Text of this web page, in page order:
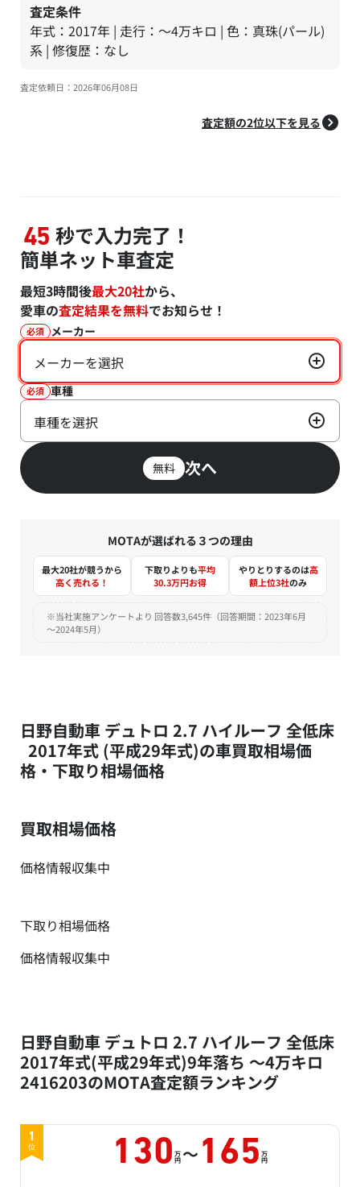
査定条件
年式：2017年 | 走行：～4万キロ | 色：真珠(パール)
系 | 修復歴：なし
査定依頼日：2026年06月08日
査定額の2位以下を見る
45 秒で入力完了！
簡単ネット車査定
最短3時間後最大20社から、
愛車の査定結果を無料でお知らせ！
必須 メーカー
メーカーを選択
必須 車種
車種を選択
無料 次へ
MOTAが選ばれる３つの理由
最大20社が競うから
高く売れる！
下取りよりも平均
30.3万円お得
やりとりするのは高
額上位3社のみ
※当社実施アンケートより 回答数3,645件（回答期間：2023年6月
～2024年5月）
日野自動車 デュトロ 2.7 ハイルーフ 全低床
2017年式 (平成29年式)の車買取相場価
格・下取り相場価格
買取相場価格
価格情報収集中
下取り相場価格
価格情報収集中
日野自動車 デュトロ 2.7 ハイルーフ 全低床
2017年式(平成29年式)9年落ち ～4万キロ
2416203のMOTA査定額ランキング
1
位 130 万
円 ～ 165 万
円